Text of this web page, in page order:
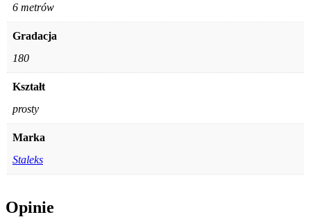
6 metrów
Gradacja
180
Kształt
prosty
Marka
Staleks
Opinie